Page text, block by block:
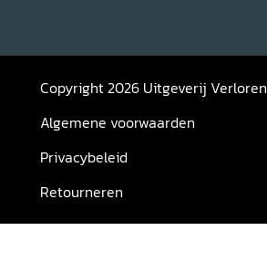
Copyright 2026 Uitgeverij Verloren
Algemene voorwaarden
Privacybeleid
Retourneren